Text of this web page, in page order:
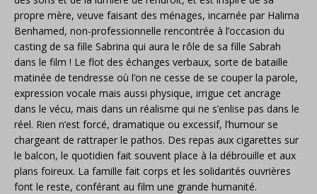
propre mère, veuve faisant des ménages, incarnée par Halima
Benhamed, non-professionnelle rencontrée à l’occasion du
casting de sa fille Sabrina qui aura le rôle de sa fille Sabrah
dans le film ! Le flot des échanges verbaux, sorte de bataille
matinée de tendresse où l’on ne cesse de se couper la parole,
expression vocale mais aussi physique, irrigue cet ancrage
dans le vécu, mais dans un réalisme qui ne s’enlise pas dans le
réel. Rien n’est forcé, dramatique ou excessif, l’humour se
chargeant de rattraper le pathos. Des repas aux cigarettes sur
le balcon, le quotidien fait souvent place à la débrouille et aux
plans foireux. La famille fait corps et les solidarités ouvrières
font le reste, conférant au film une grande humanité.